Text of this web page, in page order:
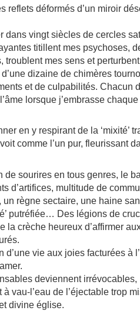
reflets déformés d’un miroir
dans vingt siècles de cercles
titillent mes psychoses,
troublent mes sens et
d’une dizaine de chimères
et de culpabilités. Chacun
lorsque j’embrasse
en y respirant de la ‘mixité’
voit comme l’un pur, fleurissant
de sourires en tous genres, le
d’artifices, multitude de
un règne sectaire, une haine
putréfiée… Des légions de
la crèche heureux d’affirmer
d’une vie aux joies facturées à
deviennent irrévocables,
à vau-l’eau de l’éjectable trop
divine église.